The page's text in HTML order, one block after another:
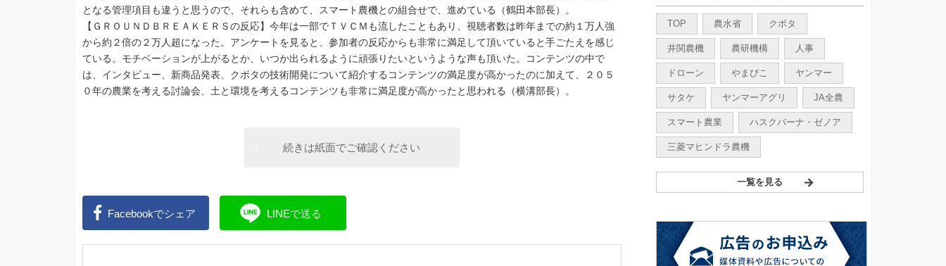
となる管理項目も違うと思うので、それらも含めて、スマート農機との組合せで、進めている（鶴田本部長）。
【ＧＲＯＵＮＤＢＲＥＡＫＥＲＳの反応】今年は一部でＴＶＣＭも流したこともあり、視聴者数は昨年までの約１万人強
から約２倍の２万人超になった。アンケートを見ると、参加者の反応からも非常に満足して頂いていると手ごたえを感じ
ている。モチベーションが上がるとか、いつか出られるように頑張りたいというような声も頂いた。コンテンツの中で
は、インタビュー、新商品発表、クボタの技術開発について紹介するコンテンツの満足度が高かったのに加えて、２０５
０年の農業を考える討論会、土と環境を考えるコンテンツも非常に満足度が高かったと思われる（横溝部長）。
続きは紙面でご確認ください
Facebookでシェア LINEで送る
TOP 農水省 クボタ
井関農機 農研機構 人事
ドローン やまびこ ヤンマー
サタケ ヤンマーアグリ JA全農
スマート農業 ハスクバーナ・ゼノア
三菱マヒンドラ農機
一覧を見る